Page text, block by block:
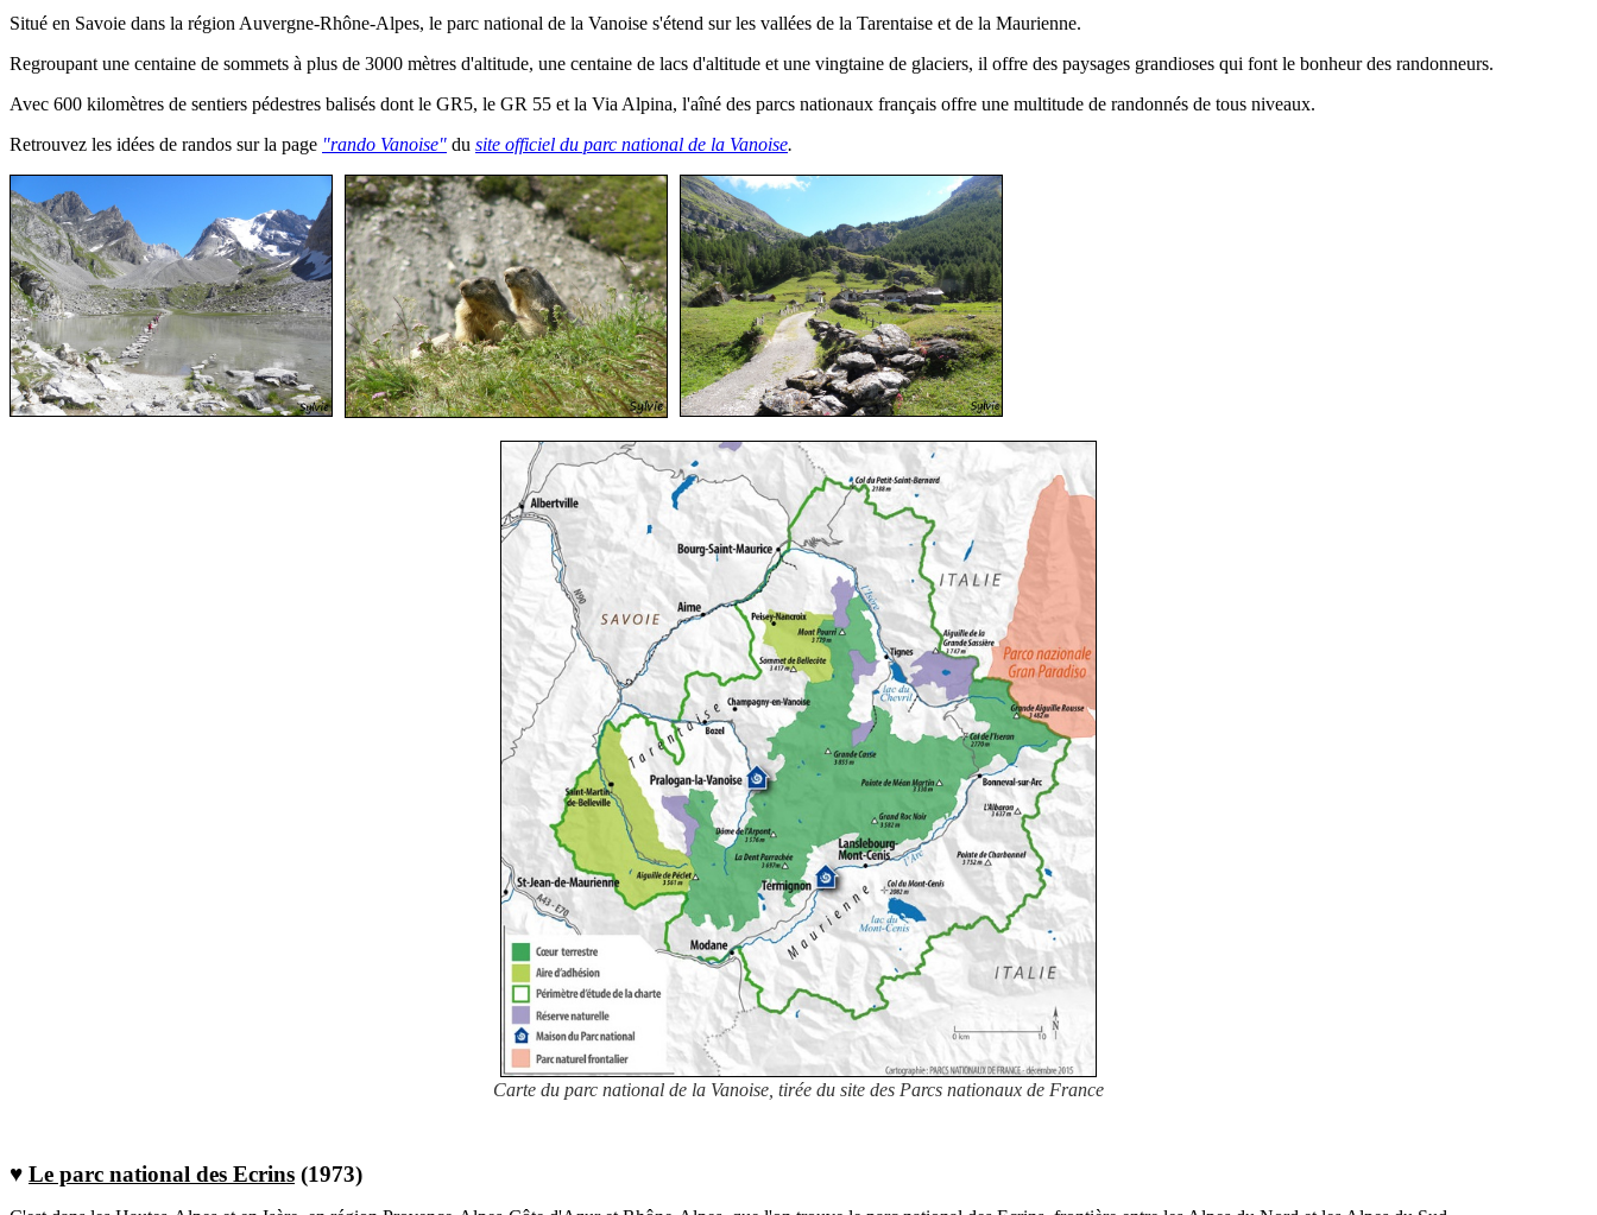
Situé en Savoie dans la région Auvergne-Rhône-Alpes, le parc national de la Vanoise s'étend sur les vallées de la Tarentaise et de la Maurienne.
Regroupant une centaine de sommets à plus de 3000 mètres d'altitude, une centaine de lacs d'altitude et une vingtaine de glaciers, il offre des paysages grandioses qui font le bonheur des randonneurs.
Avec 600 kilomètres de sentiers pédestres balisés dont le GR5, le GR 55 et la Via Alpina, l'aîné des parcs nationaux français offre une multitude de randonnés de tous niveaux.
Retrouvez les idées de randos sur la page "rando Vanoise" du site officiel du parc national de la Vanoise.
Carte du parc national de la Vanoise, tirée du site des Parcs nationaux de France
♥ Le parc national des Ecrins (1973)